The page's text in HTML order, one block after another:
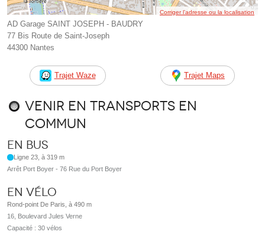
Corriger l’adresse ou la localisation
AD Garage SAINT JOSEPH - BAUDRY
77 Bis Route de Saint-Joseph
44300 Nantes
Trajet Waze Trajet Maps
Venir en transports en
commun
En bus
Ligne 23, à 319 m
Arrêt Port Boyer - 76 Rue du Port Boyer
En vélo
Rond-point De Paris, à 490 m
16, Boulevard Jules Verne
Capacité : 30 vélos